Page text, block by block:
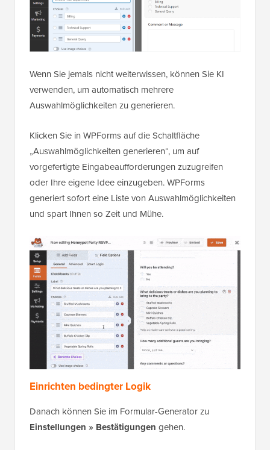
Wenn Sie jemals nicht weiterwissen, können Sie KI
verwenden, um automatisch mehrere
Auswahlmöglichkeiten zu generieren.
Klicken Sie in WPForms auf die Schaltfläche
„Auswahlmöglichkeiten generieren“, um auf
vorgefertigte Eingabeaufforderungen zuzugreifen
oder Ihre eigene Idee einzugeben. WPForms
generiert sofort eine Liste von Auswahlmöglichkeiten
und spart Ihnen so Zeit und Mühe.
Einrichten bedingter Logik
Danach können Sie im Formular-Generator zu
Einstellungen » Bestätigungen gehen.